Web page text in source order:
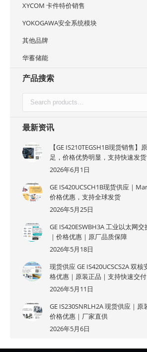
XYCOM 卡件特价销售
YOKOGAWA安全系统模块
其他品牌
华蓄储能
产品搜索
最新资讯
【GE IS210TEGSH1B现货销售
足，价格优势明显，支持快速发货
2026年6月1日
GE IS420UCSCH1B现货供应｜
价格优惠，支持全球发货
2026年5月25日
GE IS420ESWBH3A 工业以太网
｜价格优惠｜原厂品质保障
2026年5月18日
现货供应 GE IS420UCSCS2A 双
格优惠｜原装正品｜支持快速交付
2026年5月11日
GE IS230SNRLH2A 现货供应｜原
价格优惠｜厂家直供
2026年5月6日